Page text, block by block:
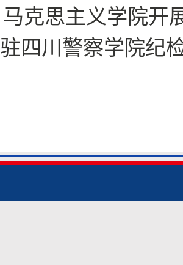
马克思主义学院开
驻四川警察学院纪